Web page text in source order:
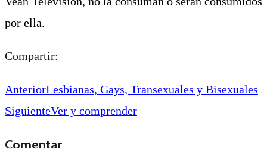
por ella.
Compartir:
AnteriorLesbianas, Gays, Transexuales y Bisexuales
SiguienteVer y comprender
Comentar